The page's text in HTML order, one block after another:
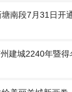
南段7月31日开
建城2240年暨得